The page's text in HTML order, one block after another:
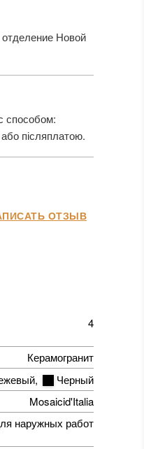
Новой
способом:
післяплатою.
ОТЗЫВ
4
Керамогранит
,
Черный
Mosaicid'Italia
наружных работ